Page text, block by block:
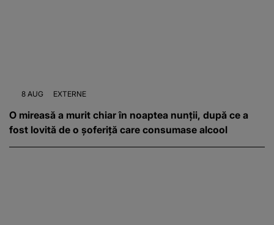
8 AUG EXTERNE
O mireasă a murit chiar în noaptea nunții, după ce a
fost lovită de o șoferiță care consumase alcool